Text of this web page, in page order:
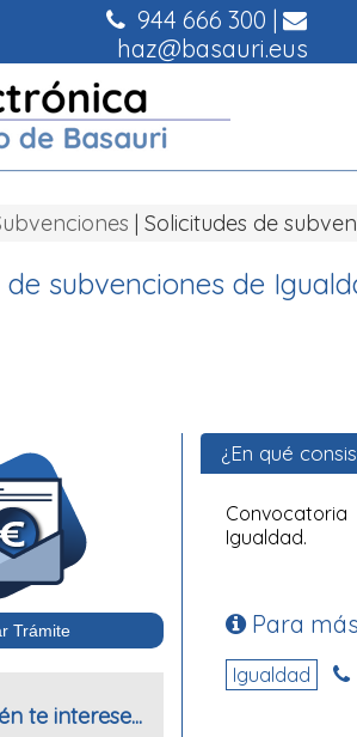
944 666 300 |
haz@basauri.eus